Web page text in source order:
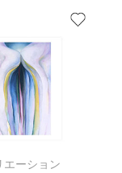
エーション